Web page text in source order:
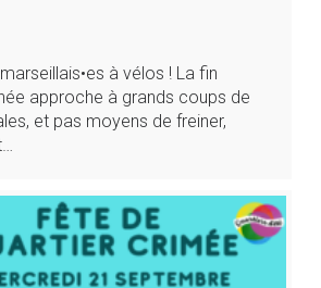
à vélos ! La fin
approche à grands coups de
et pas moyens de freiner,